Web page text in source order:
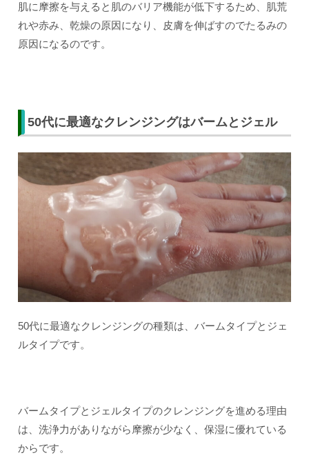
肌に摩擦を与えると肌のバリア機能が低下するため、肌荒
れや赤み、乾燥の原因になり、皮膚を伸ばすのでたるみの
原因になるのです。
50代に最適なクレンジングはバームとジェル
50代に最適なクレンジングの種類は、バームタイプとジェ
ルタイプです。
バームタイプとジェルタイプのクレンジングを進める理由
は、洗浄力がありながら摩擦が少なく、保湿に優れている
からです。